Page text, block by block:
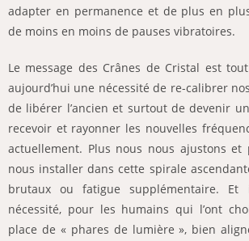
adapter en permanence et de plus en
de moins en moins de pauses vibratoires.
Le message des Crânes de Cristal est
aujourd’hui une nécessité de re-calibrer
de libérer l’ancien et surtout de devenir
recevoir et rayonner les nouvelles
actuellement. Plus nous nous ajustons et
nous installer dans cette spirale
brutaux ou fatigue supplémentaire.
nécessité, pour les humains qui l’ont
place de « phares de lumière », bien